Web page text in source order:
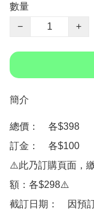
數量
−
+
簡介
總價：　各$398
訂金：　各$100
⚠️此乃訂購頁面，
額：各$298⚠️
截訂日期：　因預